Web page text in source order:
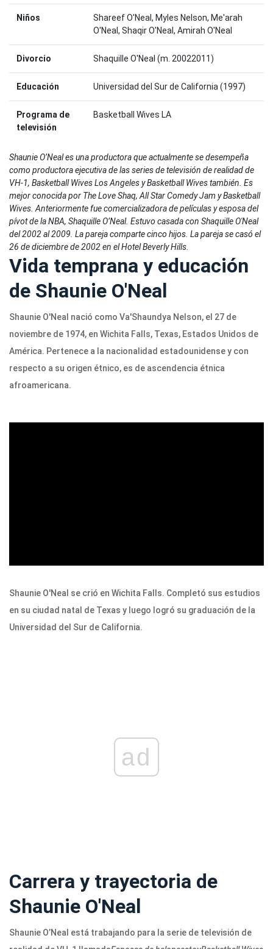
Niños
Shareef O'Neal, Myles Nelson, Me'arah
O'Neal, Shaqir O'Neal, Amirah O'Neal
Divorcio Shaquille O'Neal (m. 20022011)
Educación Universidad del Sur de California (1997)
Programa de
televisión
Basketball Wives LA
Shaunie O’Neal es una productora que actualmente se desempeña
como productora ejecutiva de las series de televisión de realidad de
VH-1, Basketball Wives Los Angeles y Basketball Wives también. Es
mejor conocida por The Love Shaq, All Star Comedy Jam y Basketball
Wives. Anteriormente fue comercializadora de películas y esposa del
pívot de la NBA, Shaquille O’Neal. Estuvo casada con Shaquille O'Neal
del 2002 al 2009. La pareja comparte cinco hijos. La pareja se casó el
26 de diciembre de 2002 en el Hotel Beverly Hills.
Vida temprana y educación
de Shaunie O'Neal
Shaunie O'Neal nació como Va'Shaundya Nelson, el 27 de
noviembre de 1974, en Wichita Falls, Texas, Estados Unidos de
América. Pertenece a la nacionalidad estadounidense y con
respecto a su origen étnico, es de ascendencia étnica
afroamericana.
Shaunie O'Neal se crió en Wichita Falls. Completó sus estudios
en su ciudad natal de Texas y luego logró su graduación de la
Universidad del Sur de California.
ad
Carrera y trayectoria de
Shaunie O'Neal
Shaunie O’Neal está trabajando para la serie de televisión de